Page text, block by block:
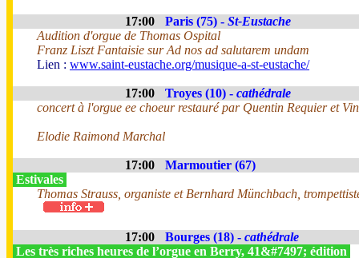
17:00 Paris (75) - St-Eustache
Audition d'orgue de Thomas Ospital
Franz Liszt Fantaisie sur Ad nos ad salutarem undam
Lien : www.saint-eustache.org/musique-a-st-eustache/
17:00 Troyes (10) - cathédrale
concert à l'orgue ee choeur restauré par Quentin Requier et
Elodie Raimond Marchal
17:00
Marmoutier (67)
Estivales
Thomas Strauss, organiste et Bernhard Münchbach,
17:00 Bourges (18) - cathédrale
Les très riches heures de l’orgue en Berry, 41&#7497; édition